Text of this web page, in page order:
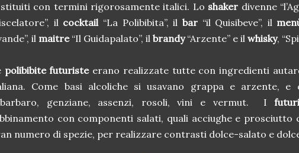
con termini rigorosamente italici. Lo shaker divenne
il cocktail “La Polibibita”, il bar “il Quisibeve”, il
il maitre “Il Guidapalato”, il brandy“Arzente” e il whisky,
polibibite futuriste erano realizzate tutte con ingredienti
Come basi alcoliche si usavano grappa e arzente, e
genziane, assenzi, rosoli, vini e vermut. I
con componenti salati, quali acciughe e prosciutto
numero di spezie, per realizzare contrasti dolce-salato e